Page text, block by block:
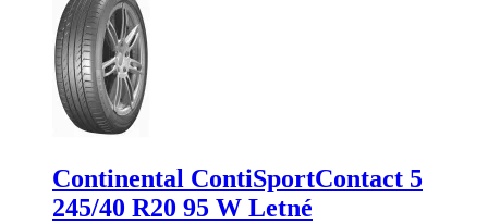
Continental ContiSportContact 5
245/40 R20 95 W Letné